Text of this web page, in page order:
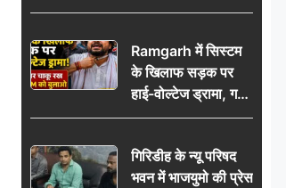
बैग, जरूरी दस्तावेज
पुलिस टीम का जताया
आभार
Ramgarh में सिस्टम
के खिलाफ सड़क पर
हाई-वोल्टेज ड्रामा, गर्दन
पर चाकू रख बोला- CM
वायरल
गिरिडीह के न्यू परिषद
भवन में भाजयुमो की प्रेस